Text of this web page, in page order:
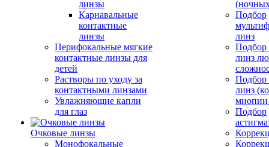
линзы
Карнавальные
контактные
линзы
Перифокальные мягкие
контактные линзы для
детей
Растворы по уходу за
контактными линзами
Увлажняющие капли
для глаз
Очковые линзы
Монофокальные
Подбор
линз
Подбор
линз
Подбор
линз
миопии
Подбор